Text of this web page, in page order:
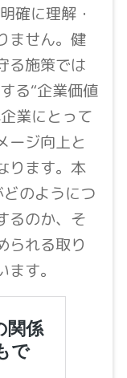
確に理解・
ません。健
る施策では
る“企業価値
業にとって
ージ向上と
ります。本
のようにつ
るのか、そ
られる取り
す。